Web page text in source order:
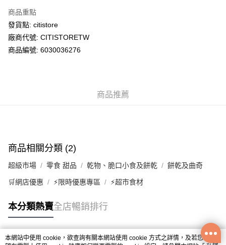
WeChat Pay
送貨方式
每筆HK$50.00，滿HK$200.00或以上免運費
UNY 門市自取
商品重點
發貨點: citistore
廠商代號: CITISTORETW
商品編號: 6030036276
商品推薦
商品相關分類 (2)
超級市場 零食 甜品 乾物、脆口小食及餅乾 餅乾及曲奇
🛒網店優惠 ⚡限時優惠專區 ⚡超市食材
本分類熱賣全店暢銷排行
本網站中使用 cookie，欲查詢有關本網站使用 cookie 方式之詳情，及若您不希